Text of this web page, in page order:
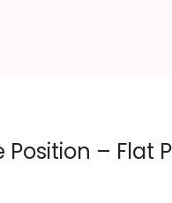
Position – Flat